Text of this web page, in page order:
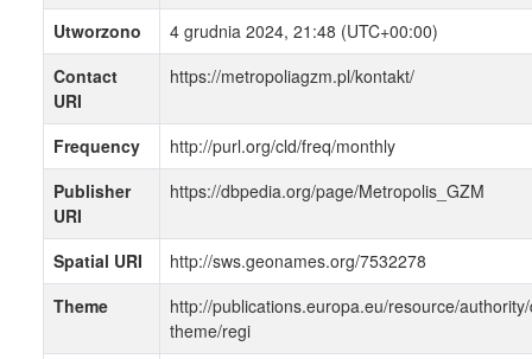
Utworzono
4 grudnia 2024, 21:48 (UTC+00:00)
Contact
URI
https://metropoliagzm.pl/kontakt/
Frequency
http://purl.org/cld/freq/monthly
Publisher
URI
https://dbpedia.org/page/Metropolis_GZM
Spatial URI
http://sws.geonames.org/7532278
Theme
http://publications.europa.eu/resource/
theme/regi